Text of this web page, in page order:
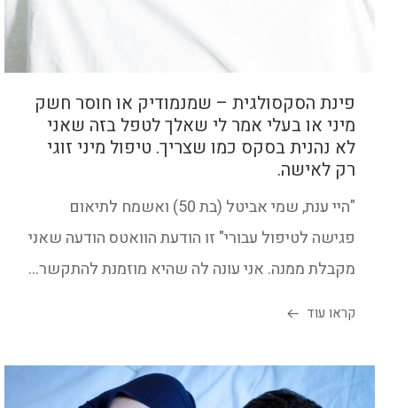
פינת הסקסולגית – שמנמודיק או חוסר חשק
מיני או בעלי אמר לי שאלך לטפל בזה שאני
לא נהנית בסקס כמו שצריך. טיפול מיני זוגי
רק לאישה.
"היי ענת, שמי אביטל (בת 50) ואשמח לתיאום
פגישה לטיפול עבורי" זו הודעת הוואטס הודעה שאני
מקבלת ממנה. אני עונה לה שהיא מוזמנת להתקשר...
קראו עוד